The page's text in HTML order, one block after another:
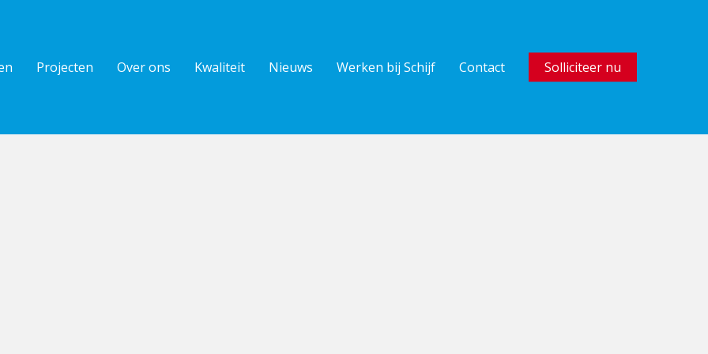
Projecten Over ons Kwaliteit Nieuws Werken bij Schijf Contact Solliciteer nu